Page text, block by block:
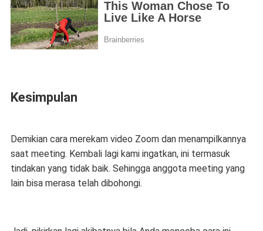
Kesimpulan
Demikian cara merekam video Zoom dan menampilkannya
saat meeting. Kembali lagi kami ingatkan, ini termasuk
tindakan yang tidak baik. Sehingga anggota meeting yang
lain bisa merasa telah dibohongi.